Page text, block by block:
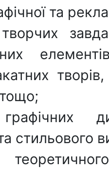
та
стильового